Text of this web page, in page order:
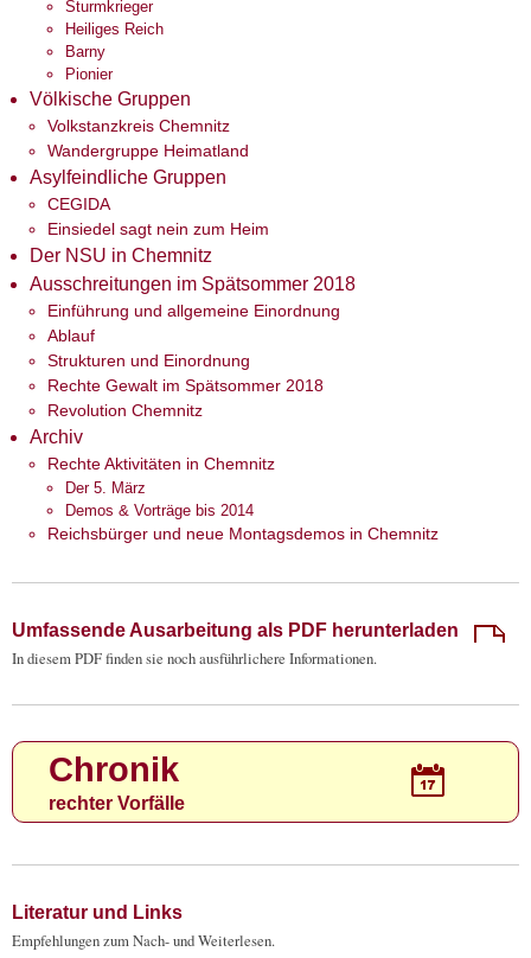
Sturmkrieger
Heiliges Reich
Barny
Pionier
Völkische Gruppen
Volkstanzkreis Chemnitz
Wandergruppe Heimatland
Asylfeindliche Gruppen
CEGIDA
Einsiedel sagt nein zum Heim
Der NSU in Chemnitz
Ausschreitungen im Spätsommer 2018
Einführung und allgemeine Einordnung
Ablauf
Strukturen und Einordnung
Rechte Gewalt im Spätsommer 2018
Revolution Chemnitz
Archiv
Rechte Aktivitäten in Chemnitz
Der 5. März
Demos & Vorträge bis 2014
Reichsbürger und neue Montagsdemos in Chemnitz
Umfassende Ausarbeitung als PDF herunterladen
In diesem PDF finden sie noch ausführlichere Informationen.
Chronik
rechter Vorfälle
Literatur und Links
Empfehlungen zum Nach- und Weiterlesen.